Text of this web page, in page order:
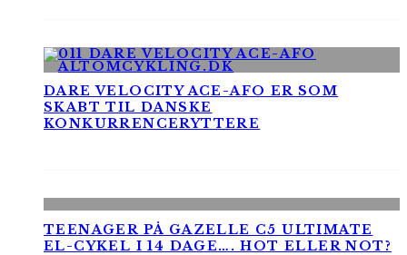
DARE VELOCITY ACE-AFO ER SOM
SKABT TIL DANSKE
KONKURRENCERYTTERE
TEENAGER PÅ GAZELLE C5 ULTIMATE
EL-CYKEL I 14 DAGE…. HOT ELLER NOT?